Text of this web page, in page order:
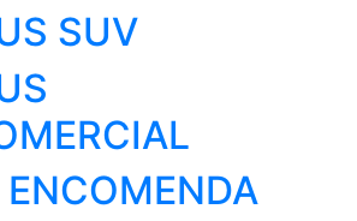
SUV